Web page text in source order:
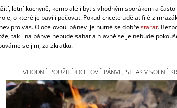
letní kuchyně, kemp ale i byt s vhodným sporákem a
o které je baví i pečovat. Pokud chcete udělat filé z
pro vás. O ocelovou pánev je nutné se dobřestarat.
tak i na pánve nebude sahat a hlavně se je nebude
se jim, za zkratku.
VHODNÉ POUŽITÉ OCELOVÉ PÁNVE, STEAK V SOLNÉ